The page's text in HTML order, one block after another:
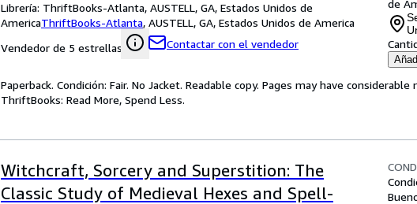
Librería: ThriftBooks-Atlanta, AUSTELL, GA, Estados Unidos de
AmericaThriftBooks-Atlanta, AUSTELL, GA, Estados Unidos de America
Vendedor de 5 estrellas
Contactar con el vendedor
de
Paperback. Condición: Fair. No Jacket. Readable copy. Pages may have
ThriftBooks: Read More, Spend Less.
Witchcraft, Sorcery and Superstition: The
Classic Study of Medieval Hexes and Spell-